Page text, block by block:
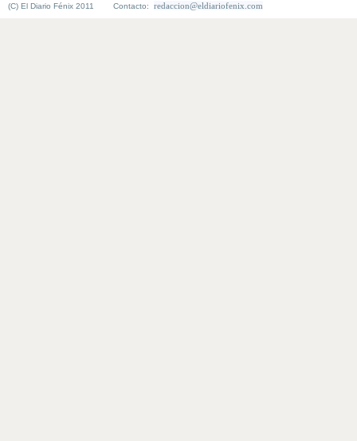
(C) El Diario Fénix 2011 Contacto: redaccion@eldiariofenix.com